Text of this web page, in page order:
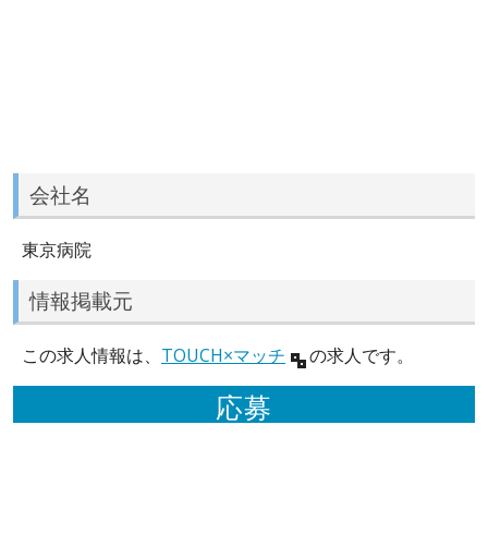
会社名
東京病院
情報掲載元
この求人情報は、 TOUCH×マッチ の求人です。
応募